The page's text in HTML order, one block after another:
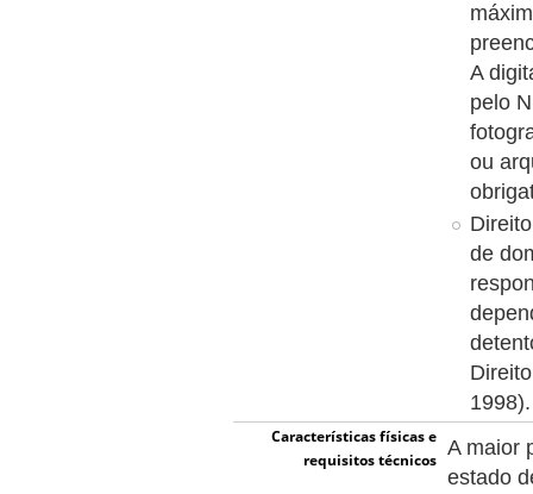
A
pelo
ou
de
1998).
Características físicas e
requisitos técnicos
A maior
estado